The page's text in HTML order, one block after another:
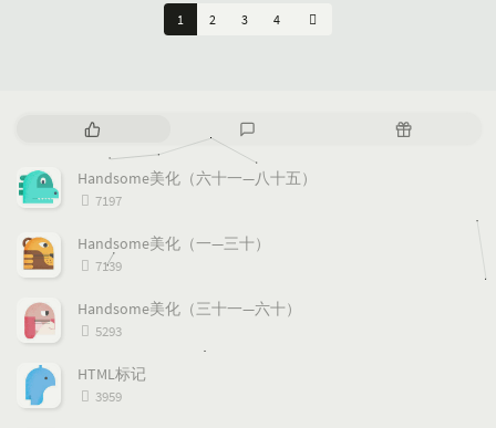
1 2 3 4
热
文
章
评
论
随
Handsome美化（六十一—八十五）
浏
次
数:
7197
Handsome美化（一—三十）
浏
次
7139
Handsome美化（三十一—六十）
浏
次
5293
HTML标记
浏
3959